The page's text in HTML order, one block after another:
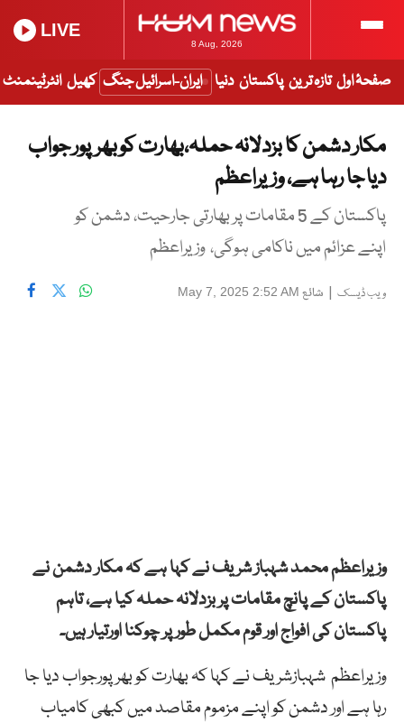
8 Aug, 2026
LIVE
صفحۂ اول تازہ ترین پاکستان دنیا ایران-اسرائیل جنگ کھیل انٹرٹینمنٹ
مکار دشمن کا بزدلانہ حملہ،بھارت کو بھرپور جواب
دیا جا رہا ہے، وزیراعظم
پاکستان کے 5 مقامات پر بھارتی جارحیت، دشمن کو
اپنے عزائم میں ناکامی ہوگی، وزیراعظم
ویب ڈیسک | شائع May 7, 2025 2:52 AM
وزیراعظم محمد شہباز شریف نے کہا ہے کہ مکار دشمن نے
پاکستان کے پانچ مقامات پر بزدلانہ حملہ کیا ہے، تاہم
پاکستان کی افواج اور قوم مکمل طور پر چوکنا اورتیار ہیں۔
وزیراعظم شہبازشریف نے کہا کہ بھارت کو بھرپورجواب دیا جا
رہا ہے اور دشمن کو اپنے مزموم مقاصد میں کبھی کامیاب